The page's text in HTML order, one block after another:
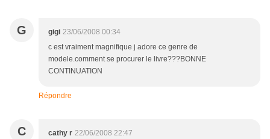
G gigi 23/06/2008 00:34
c est vraiment magnifique j adore ce genre de
modele.comment se procurer le livre???BONNE
CONTINUATION
Répondre
C cathy r 22/06/2008 22:47